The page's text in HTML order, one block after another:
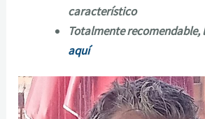
característico
Totalmente recomendable,
aquí